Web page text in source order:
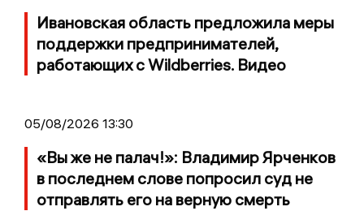
Ивановская область предложила меры
поддержки предпринимателей,
работающих с Wildberries. Видео
05/08/2026 13:30
«Вы же не палач!»: Владимир Ярченков
в последнем слове попросил суд не
отправлять его на верную смерть